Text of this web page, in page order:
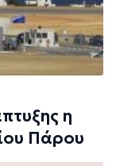
η
Πάρου